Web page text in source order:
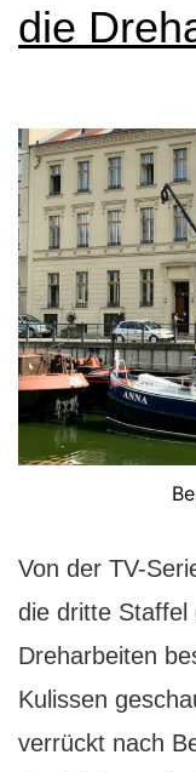
die
Von der TV-
die dritte Staffel
Dreharbeiten
Kulissen
verrückt nach